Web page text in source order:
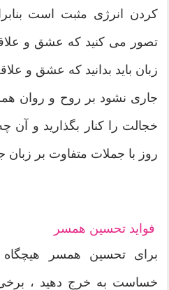
کردن انرژی مثبت است
تصور می کنید که عشق و
زبان باید بدانید که عشق و
جاری نشود بر روح و روان
خجالت را کنار بگذارید و آن
روز با جملات متفاوت بر زبان
فواید تحسین همسر
برای تحسین همسر هیچگاه
خساست به خرج دهید ،